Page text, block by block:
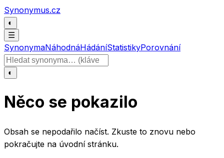
Přeskočit na obsah
Synonymus.cz
◐
☰
SynonymaNáhodnáHádáníStatistikyPorovnání
Hledat slovo
◐
Něco se pokazilo
Obsah se nepodařilo načíst. Zkuste to znovu nebo
pokračujte na úvodní stránku.